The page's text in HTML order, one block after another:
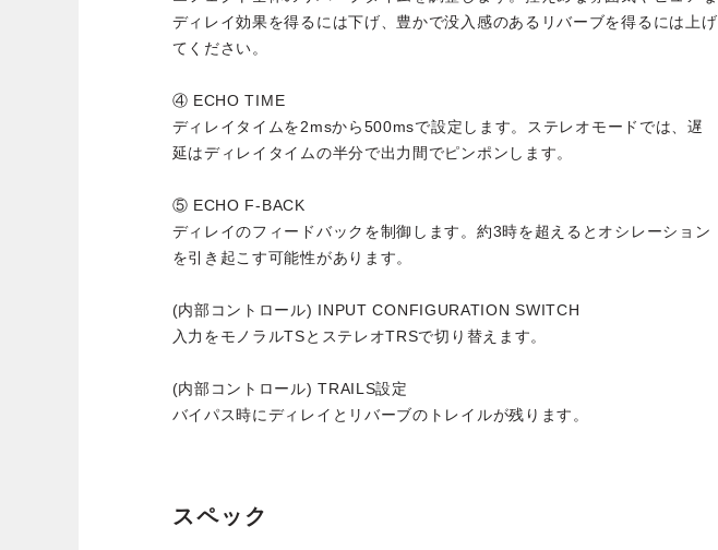
ディレイ効果を得るには下げ、豊かで没入感のあるリバーブを得るには上げ
てください。
④ ECHO TIME
ディレイタイムを2msから500msで設定します。ステレオモードでは、遅
延はディレイタイムの半分で出力間でピンポンします。
⑤ ECHO F-BACK
ディレイのフィードバックを制御します。約3時を超えるとオシレーション
を引き起こす可能性があります。
(内部コントロール) INPUT CONFIGURATION SWITCH
入力をモノラルTSとステレオTRSで切り替えます。
(内部コントロール) TRAILS設定
バイパス時にディレイとリバーブのトレイルが残ります。
スペック